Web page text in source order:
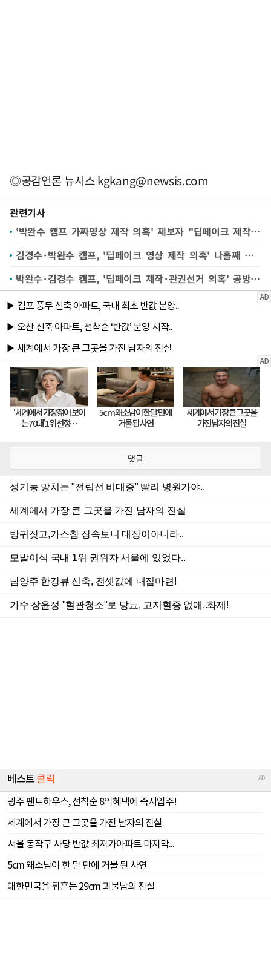
◎공감언론 뉴시스kgkang@newsis.com
관련기사
'박완수 캠프 가짜영상 제작 의혹' 제보자 "딥페이크 제작·유포 지시는 없었어"
김경수·박완수 캠프, '딥페이크 영상 제작 의혹' 나흘째 공방전
박완수·김경수 캠프, '딥페이크 제작·관권선거 의혹' 공방 계속
댓글